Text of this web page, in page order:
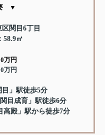
▼
関目6丁目
58.9㎡
万円
万円
」駅徒歩5分
目成育」駅徒歩6分
高殿」駅から徒歩7分